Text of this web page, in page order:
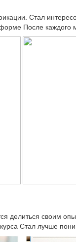
Стал
После
делиться своим
Стал лучше